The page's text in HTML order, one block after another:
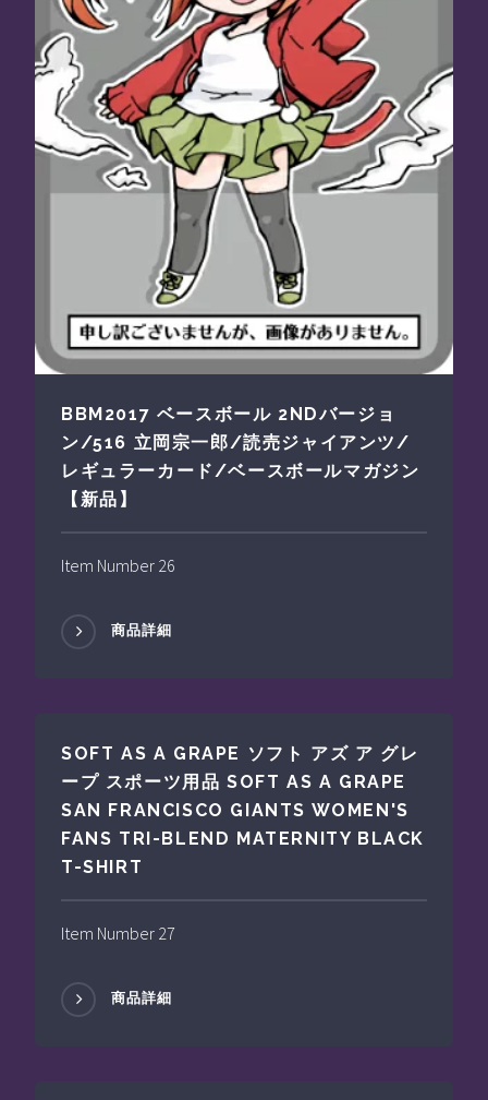
BBM2017 ベースボール 2NDバージョ
ン/516 立岡宗一郎/読売ジャイアンツ/
レギュラーカード/ベースボールマガジン
【新品】
Item Number 26
商品詳細
SOFT AS A GRAPE ソフト アズ ア グレ
ープ スポーツ用品 SOFT AS A GRAPE
SAN FRANCISCO GIANTS WOMEN'S
FANS TRI-BLEND MATERNITY BLACK
T-SHIRT
Item Number 27
商品詳細